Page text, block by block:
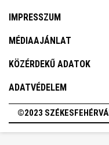
IMPRESSZUM
MÉDIAAJÁNLAT
KÖZÉRDEKŰ ADATOK
ADATVÉDELEM
©2023